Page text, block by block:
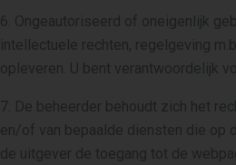
6. Ongeautoriseerd of oneigenlijk
intellectuele rechten, regelgeving
opleveren. U bent verantwoordelijk
7. De beheerder behoudt zich het
en/of van bepaalde diensten die op
de uitgever de toegang tot de